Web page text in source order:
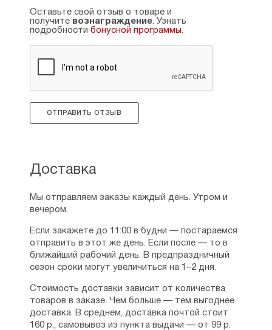
Оставьте свой отзыв о товаре и
получите вознаграждение. Узнать
подробности бонусной программы.
ОТПРАВИТЬ ОТЗЫВ
Доставка
Мы отправляем заказы каждый день. Утром и
вечером.
Если закажете до 11:00 в будни — постараемся
отправить в этот же день. Если после — то в
ближайший рабочий день. В предпраздничный
сезон сроки могут увеличиться на 1–2 дня.
Стоимость доставки зависит от количества
товаров в заказе. Чем больше — тем выгоднее
доставка. В среднем, доставка почтой стоит
160 р., самовывоз из пункта выдачи — от 99 р.